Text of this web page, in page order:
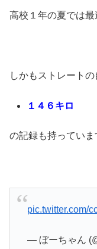
高校１年の夏では最
しかもストレートの
１４６キロ
の記録も持っていま
pic.twitter.com/
— ぼーちゃん